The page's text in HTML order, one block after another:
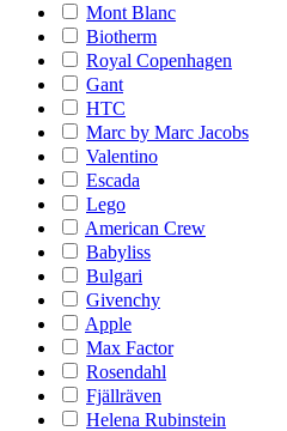
Mont Blanc
Biotherm
Royal Copenhagen
Gant
HTC
Marc by Marc Jacobs
Valentino
Escada
Lego
American Crew
Babyliss
Bulgari
Givenchy
Apple
Max Factor
Rosendahl
Fjällräven
Helena Rubinstein